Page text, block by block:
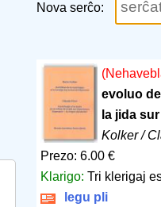
Nova serĉo:
evoluo
la jida
Kolker /
Prezo: 6.00 €
Klarigo: Tri klerigaj
legu pli